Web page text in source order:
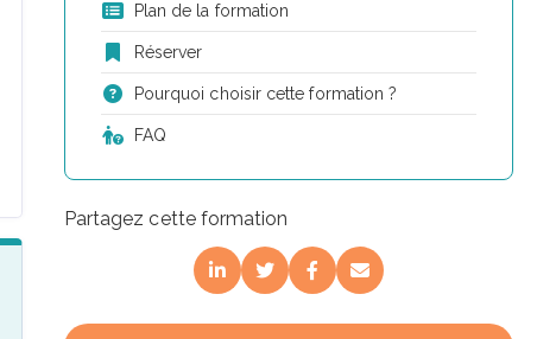
Plan de la formation
Réserver
Pourquoi choisir cette formation ?
FAQ
Partagez cette formation